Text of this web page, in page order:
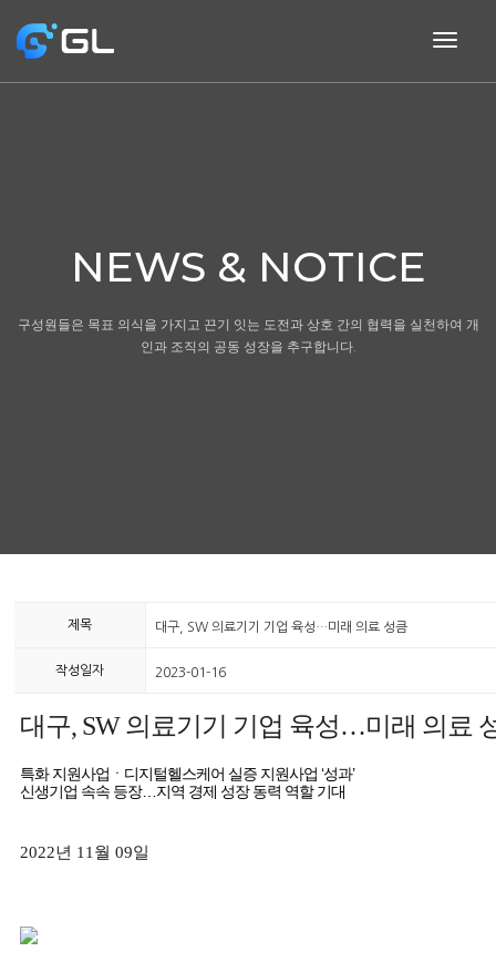
NEWS & NOTICE
구성원들은 목표 의식을 가지고 끈기 잇는 도전과 상호 간의 협력을 실천하여 개
인과 조직의 공동 성장을 추구합니다.
제목 대구, SW 의료기기 기업 육성…미래 의료 성큼
작성일자 2023-01-16
대구, SW 의료기기 기업 육성…미래 의료
특화 지원사업ㆍ디지털헬스케어 실증 지원사업 ‘성과’
신생기업 속속 등장…지역 경제 성장 동력 역할 기대
2022년 11월 09일